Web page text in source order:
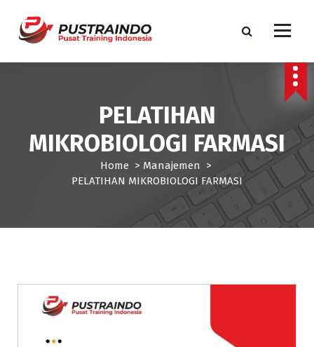
PELATIHAN
MIKROBIOLOGI FARMASI
Home > Manajemen >
PELATIHAN MIKROBIOLOGI FARMASI